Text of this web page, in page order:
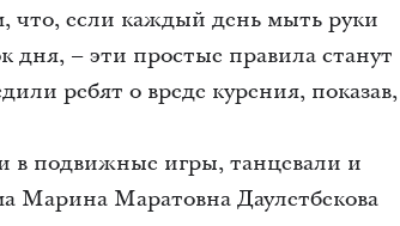
что, если каждый день мыть руки
дня, – эти простые правила станут
ребят о вреде курения,
в подвижные игры, танцевали и
Марина Маратовна Даулетбекова